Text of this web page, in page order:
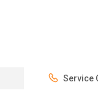
Service